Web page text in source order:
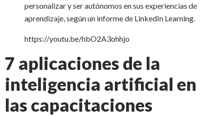
personalizar y ser autónomos en sus experiencias de
aprendizaje, según un informe de LinkedIn Learning.
https://youtu.be/hbO2A3ohhjo
7 aplicaciones de la
inteligencia artificial en
las capacitaciones